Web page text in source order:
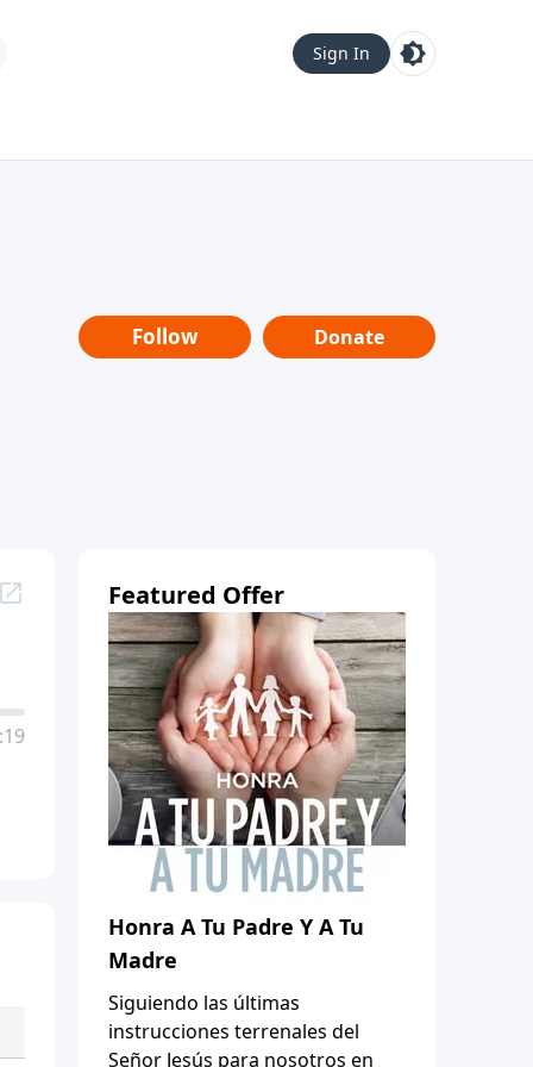
Sign In
Follow Donate
Featured Offer
Honra A Tu Padre Y A Tu
Madre
Siguiendo las últimas
instrucciones terrenales del
Señor Jesús para nosotros en